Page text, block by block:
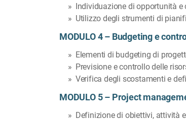
Individuazione di opportunità e
Utilizzo degli strumenti di
MODULO 4 – Budgeting e
Elementi di budgeting di
Previsione e controllo delle
Verifica degli scostamenti e
MODULO 5 – Project
Definizione di obiettivi, attività